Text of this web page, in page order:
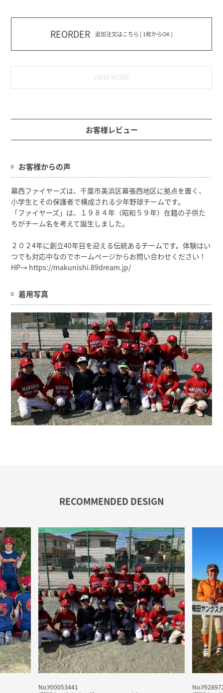
REORDER 追加注文はこちら [ 1枚からOK ]
VIEW MORE
お客様レビュー
お客様からの声
幕西ファイヤーズは、千葉市美浜区幕張西地区に拠点を置く、
小学生とその保護者で構成される少年野球チームです。
「ファイヤーズ」は、１９８４年（昭和５９年）在籍の子供た
ちがチーム名を考えて誕生しました。
２０２4年に創立40年目を迎える伝統あるチームです。体験はい
つでも対応中なのでホームページからお問い合わせください！
HP→ https://makunishi.89dream.jp/
着用写真
RECOMMENDED DESIGN
No.Y00053441